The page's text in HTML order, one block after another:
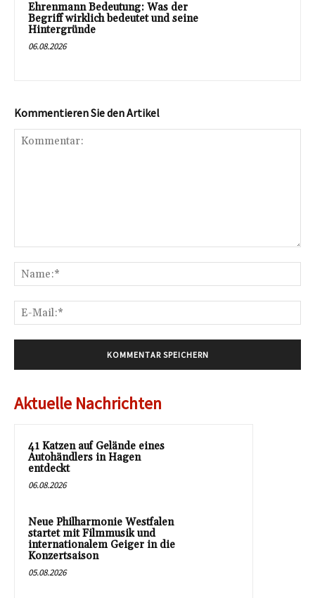
Ehrenmann Bedeutung: Was der
Begriff wirklich bedeutet und seine
Hintergründe
06.08.2026
Kommentieren Sie den Artikel
Aktuelle Nachrichten
41 Katzen auf Gelände eines
Autohändlers in Hagen
entdeckt
06.08.2026
Neue Philharmonie Westfalen
startet mit Filmmusik und
internationalem Geiger in die
Konzertsaison
05.08.2026